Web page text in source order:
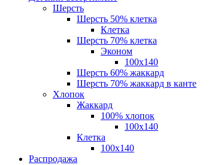
Шерсть
Шерсть 50% клетка
Клетка
Шерсть 70% клетка
Эконом
100x140
Шерсть 60% жаккард
Шерсть 70% жаккард в канте
Хлопок
Жаккард
100% хлопок
100x140
Клетка
100х140
Распродажа